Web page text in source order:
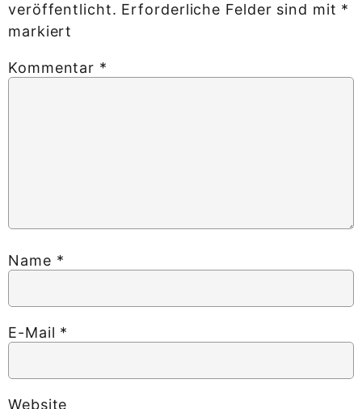
veröffentlicht. Erforderliche Felder sind mit *
markiert
Kommentar *
Name *
E-Mail *
Website